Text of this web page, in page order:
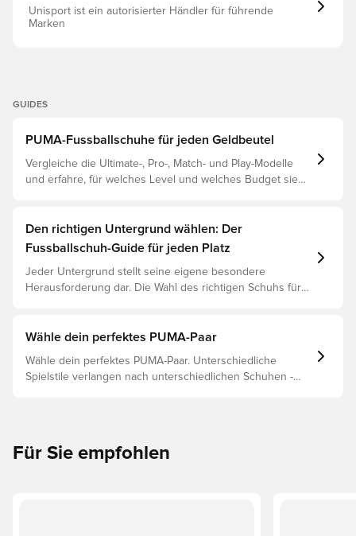
Unisport ist ein autorisierter Händler für führende
Marken
GUIDES
PUMA-Fussballschuhe für jeden Geldbeutel
Vergleiche die Ultimate-, Pro-, Match- und Play-Modelle
und erfahre, für welches Level und welches Budget sie
Den richtigen Untergrund wählen: Der
Fussballschuh-Guide für jeden Platz
Jeder Untergrund stellt seine eigene besondere
Herausforderung dar. Die Wahl des richtigen Schuhs für
Langlebigkeit des Schuhs. Lies weiter, um
verschiedenen Untergründe sind.
Wähle dein perfektes PUMA-Paar
Wähle dein perfektes PUMA-Paar. Unterschiedliche
Spielstile verlangen nach unterschiedlichen Schuhen -
Für Sie empfohlen